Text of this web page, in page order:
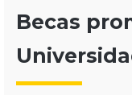
Becas